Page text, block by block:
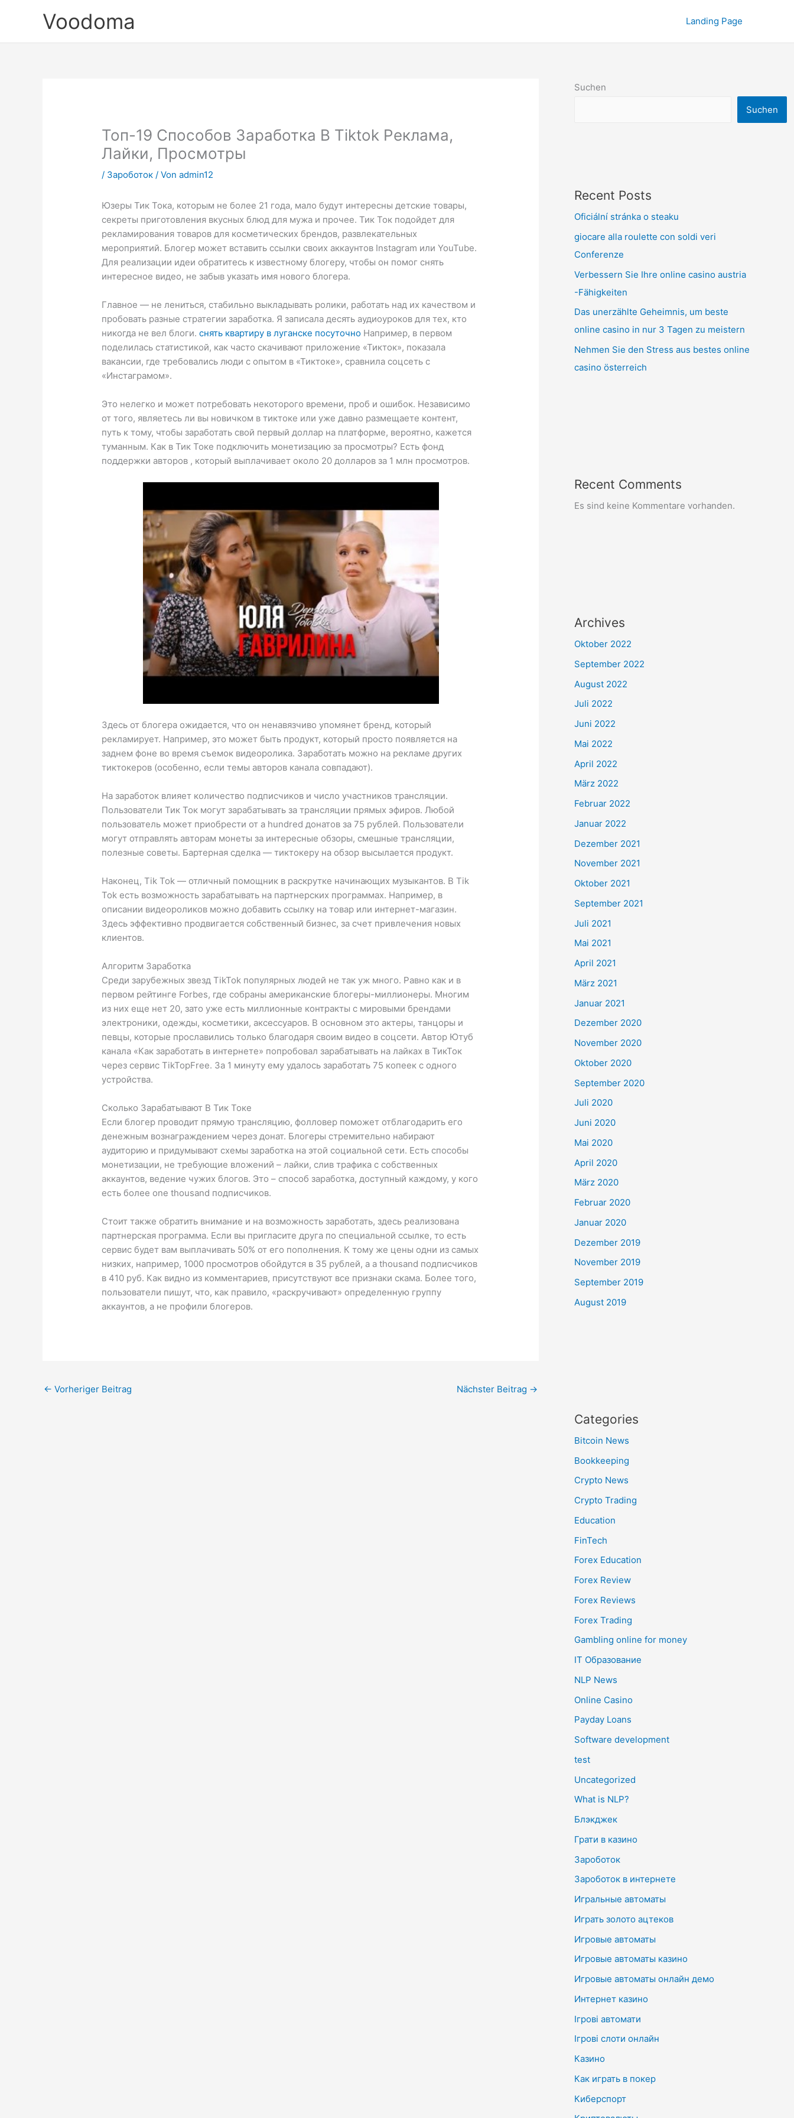
Voodoma Landing Page
Топ-19 Способов Заработка В Tiktok Реклама,
Лайки, Просмотры
/ Зароботок / Vonadmin12
Юзеры Тик Тока, которым не более 21 года, мало будут интересны детские товары,
секреты приготовления вкусных блюд для мужа и прочее. Тик Ток подойдет для
рекламирования товаров для косметических брендов, развлекательных
мероприятий. Блогер может вставить ссылки своих аккаунтов Instagram или YouTube.
Для реализации идеи обратитесь к известному блогеру, чтобы он помог снять
интересное видео, не забыв указать имя нового блогера.
Главное — не лениться, стабильно выкладывать ролики, работать над их качеством и
пробовать разные стратегии заработка. Я записала десять аудиоуроков для тех, кто
никогда не вел блоги.снять квартиру в луганске посуточно Например, в первом
поделилась статистикой, как часто скачивают приложение «Тикток», показала
вакансии, где требовались люди с опытом в «Тиктоке», сравнила соцсеть с
«Инстаграмом».
Это нелегко и может потребовать некоторого времени, проб и ошибок. Независимо
от того, являетесь ли вы новичком в тиктоке или уже давно размещаете контент,
путь к тому, чтобы заработать свой первый доллар на платформе, вероятно, кажется
туманным. Как в Тик Токе подключить монетизацию за просмотры? Есть фонд
поддержки авторов , который выплачивает около 20 долларов за 1 млн просмотров.
Здесь от блогера ожидается, что он ненавязчиво упомянет бренд, который
рекламирует. Например, это может быть продукт, который просто появляется на
заднем фоне во время съемок видеоролика. Заработать можно на рекламе других
тиктокеров (особенно, если темы авторов канала совпадают).
На заработок влияет количество подписчиков и число участников трансляции.
Пользователи Тик Ток могут зарабатывать за трансляции прямых эфиров. Любой
пользователь может приобрести от a hundred донатов за 75 рублей. Пользователи
могут отправлять авторам монеты за интересные обзоры, смешные трансляции,
полезные советы. Бартерная сделка — тиктокеру на обзор высылается продукт.
Наконец, Tik Tok — отличный помощник в раскрутке начинающих музыкантов. В Tik
Tok есть возможность зарабатывать на партнерских программах. Например, в
описании видеороликов можно добавить ссылку на товар или интернет-магазин.
Здесь эффективно продвигается собственный бизнес, за счет привлечения новых
клиентов.
Алгоритм Заработка
Среди зарубежных звезд TikTok популярных людей не так уж много. Равно как и в
первом рейтинге Forbes, где собраны американские блогеры-миллионеры. Многим
из них еще нет 20, зато уже есть миллионные контракты с мировыми брендами
электроники, одежды, косметики, аксессуаров. В основном это актеры, танцоры и
певцы, которые прославились только благодаря своим видео в соцсети. Автор Ютуб
канала «Как заработать в интернете» попробовал зарабатывать на лайках в ТикТок
через сервис TikTopFree. За 1 минуту ему удалось заработать 75 копеек с одного
устройства.
Сколько Зарабатывают В Тик Токе
Если блогер проводит прямую трансляцию, фолловер поможет отблагодарить его
денежным вознаграждением через донат. Блогеры стремительно набирают
аудиторию и придумывают схемы заработка на этой социальной сети. Есть способы
монетизации, не требующие вложений – лайки, слив трафика с собственных
аккаунтов, ведение чужих блогов. Это – способ заработка, доступный каждому, у кого
есть более one thousand подписчиков.
Стоит также обратить внимание и на возможность заработать, здесь реализована
партнерская программа. Если вы пригласите друга по специальной ссылке, то есть
сервис будет вам выплачивать 50% от его пополнения. К тому же цены одни из самых
низких, например, 1000 просмотров обойдутся в 35 рублей, а a thousand подписчиков
в 410 руб. Как видно из комментариев, присутствуют все признаки скама. Более того,
пользователи пишут, что, как правило, «раскручивают» определенную группу
аккаунтов, а не профили блогеров.
← Vorheriger Beitrag Nächster Beitrag →
Suchen
Suchen
Recent Posts
Oficiální stránka o steaku
giocare alla roulette con soldi veri
Conferenze
Verbessern Sie Ihre online casino austria
-Fähigkeiten
Das unerzählte Geheimnis, um beste
online casino in nur 3 Tagen zu meistern
Nehmen Sie den Stress aus bestes online
casino österreich
Recent Comments
Es sind keine Kommentare vorhanden.
Archives
Oktober 2022
September 2022
August 2022
Juli 2022
Juni 2022
Mai 2022
April 2022
März 2022
Februar 2022
Januar 2022
Dezember 2021
November 2021
Oktober 2021
September 2021
Juli 2021
Mai 2021
April 2021
März 2021
Januar 2021
Dezember 2020
November 2020
Oktober 2020
September 2020
Juli 2020
Juni 2020
Mai 2020
April 2020
März 2020
Februar 2020
Januar 2020
Dezember 2019
November 2019
September 2019
August 2019
Categories
Bitcoin News
Bookkeeping
Crypto News
Crypto Trading
Education
FinTech
Forex Education
Forex Review
Forex Reviews
Forex Trading
Gambling online for money
IT Образование
NLP News
Online Casino
Payday Loans
Software development
test
Uncategorized
What is NLP?
Блэкджек
Грати в казино
Зароботок
Зароботок в интернете
Игральные автоматы
Играть золото ацтеков
Игровые автоматы
Игровые автоматы казино
Игровые автоматы онлайн демо
Интернет казино
Ігрові автомати
Ігрові слоти онлайн
Казино
Как играть в покер
Киберспорт